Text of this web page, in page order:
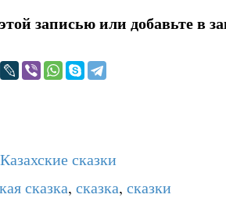
записью или добавьте в
Казахские сказки
сказка, сказка, сказки